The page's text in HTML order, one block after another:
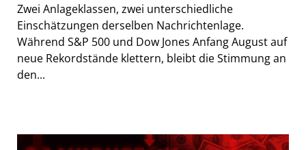
Zwei Anlageklassen, zwei unterschiedliche
Einschätzungen derselben Nachrichtenlage.
Während S&P 500 und Dow Jones Anfang August auf
neue Rekordstände klettern, bleibt die Stimmung an
den...